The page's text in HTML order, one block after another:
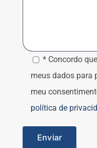
* Concordo
meus dados para
meu
política de